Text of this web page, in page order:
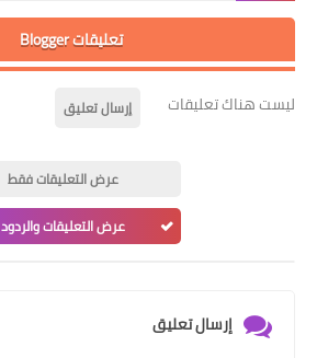
تعليقات Blogger
ليست هناك تعليقات إرسال تعليق
عرض التعليقات فقط
عرض التعليقات والردود
إرسال تعليق